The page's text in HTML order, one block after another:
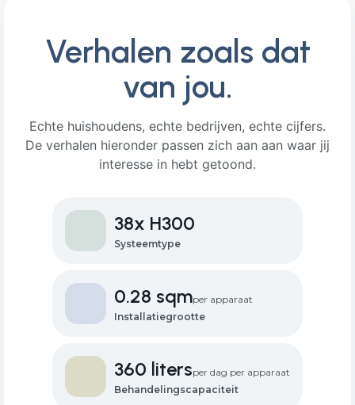
Verhalen zoals dat
van jou.
Echte huishoudens, echte bedrijven, echte cijfers.
De verhalen hieronder passen zich aan aan waar jij
interesse in hebt getoond.
38x H300
Systeemtype
0.28 sqmper apparaat
Installatiegrootte
360 litersper dag per apparaat
Behandelingscapaciteit